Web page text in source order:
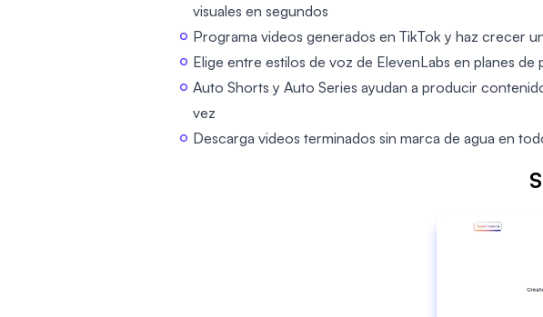
visuales en segundos
Programa videos generados en TikTok y haz crecer
Elige entre estilos de voz de ElevenLabs en planes
Auto Shorts y Auto Series ayudan a producir
vez
Descarga videos terminados sin marca de agua en